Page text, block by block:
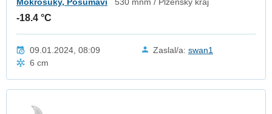
-18.4 °C
09.01.2024, 08:09 Zaslal/a: swan1
6 cm